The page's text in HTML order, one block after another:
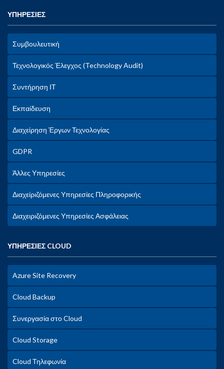
ΥΠΗΡΕΣΙΕΣ
Συμβουλευτική
Τεχνολογικός Έλεγχος (Technology Audit)
Συντήρηση ΙΤ
Εκπαίδευση
Διαχείρηση Έργων Τεχνολογίας
GDPR
Άλλες Υπηρεσίες
Διαχείριζόμενες Υπηρεσίες Πληροφορικής
Διαχειριζόμενες Υπηρεσίες Ασφάλειας
ΥΠΗΡΕΣΙΕΣ CLOUD
Azure Site Recovery
Cloud Backup
Συνεργασία στο Cloud
Cloud Storage
Cloud Τηλεφωνία